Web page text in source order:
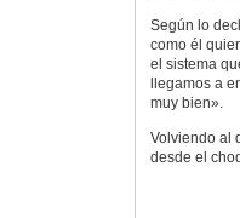
Según lo
como él
el sistema
llegamos a
muy bien».
Volviendo al
desde el